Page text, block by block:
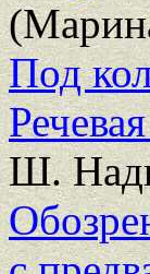
Под
Ш.